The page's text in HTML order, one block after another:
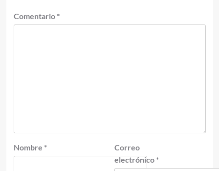
Comentario *
Nombre *
Correo
electrónico *